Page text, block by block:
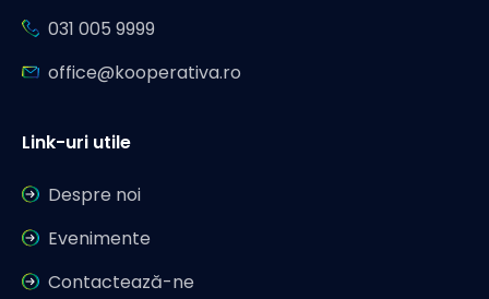
Link-uri utile
Despre noi
Evenimente
Contactează-ne
031 005 9999
office@kooperativa.ro